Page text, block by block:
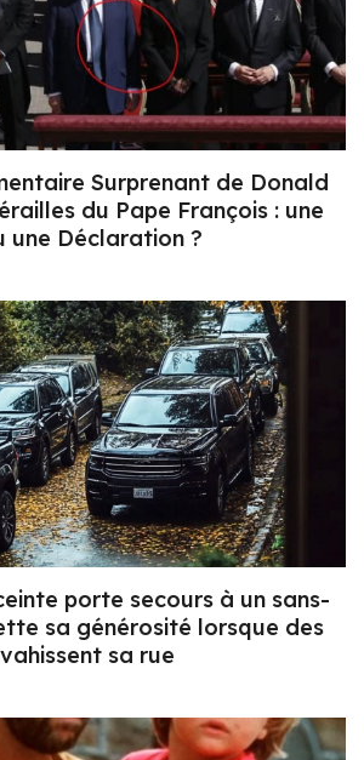
Surprenant de Donald
du Pape François : une
une Déclaration ?
porte secours à un sans-
sa générosité lorsque des
sa rue